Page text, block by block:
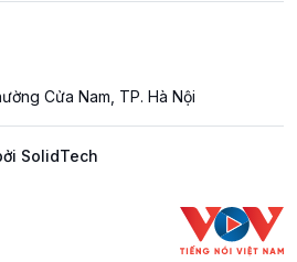
Cửa Nam, TP. Hà Nội
SolidTech